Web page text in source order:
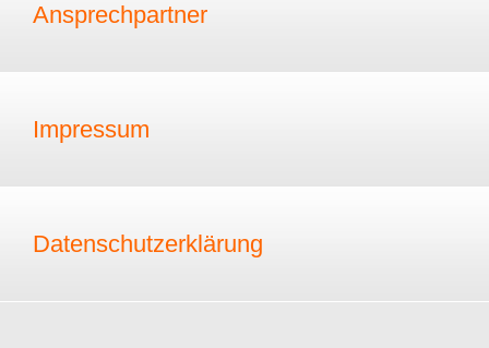
Ansprechpartner
Impressum
Datenschutzerklärung